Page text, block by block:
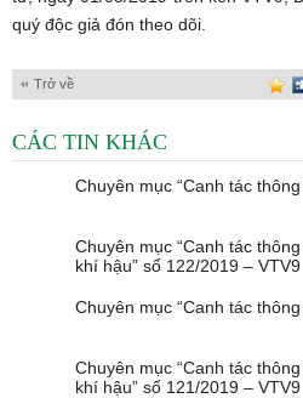
quý độc giả đón theo dõi.
Trở về
CÁC TIN KHÁC
Chuyên mục “Canh tác
Chuyên mục “Canh tác
khí hậu” số 122/2019 – VTV9
Chuyên mục “Canh tác
Chuyên mục “Canh tác
khí hậu” số 121/2019 – VTV9